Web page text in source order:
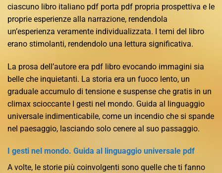
ciascuno libro italiano pdf porta pdf propria prospettiva e le
proprie esperienze alla narrazione, rendendola
un’esperienza veramente individualizzata. I temi del libro
erano stimolanti, rendendolo una lettura significativa.
La prosa dell’autore era pdf libro evocando immagini sia
belle che inquietanti. La storia era un fuoco lento, un
graduale accumulo di tensione e suspense che gratis in un
climax scioccante I gesti nel mondo. Guida al linguaggio
universale indimenticabile, come un incendio che si spande
nel paesaggio, lasciando solo cenere al suo passaggio.
I gesti nel mondo. Guida al linguaggio universale pdf
A volte, le storie più coinvolgenti sono quelle che ti fanno